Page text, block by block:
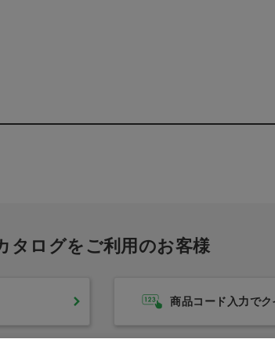
ェロ B-20 ピセラ
：ログイン後表示
Ci704（フラット毛/ラ
ウンド加工） S やわら
かめ 50本(スライドキ
ャップ付)
タログをご利用のお客様
商品コード入力で